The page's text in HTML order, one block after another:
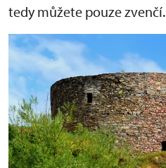
tedy můžete pouze zvenčí.